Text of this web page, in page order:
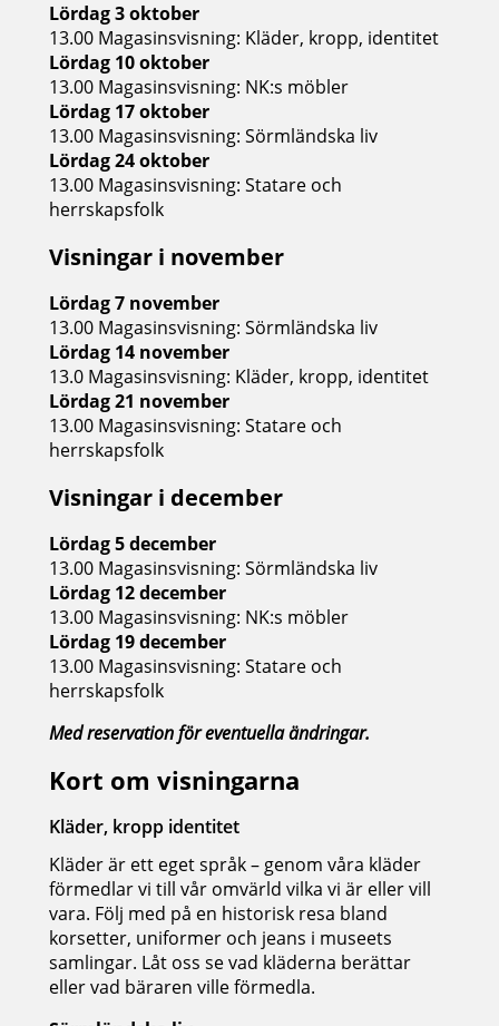
Lördag 3 oktober
13.00 Magasinsvisning: Kläder, kropp, identitet
Lördag 10 oktober
13.00 Magasinsvisning: NK:s möbler
Lördag 17 oktober
13.00 Magasinsvisning: Sörmländska liv
Lördag 24 oktober
13.00 Magasinsvisning: Statare och
herrskapsfolk
Visningar i november
Lördag 7 november
13.00 Magasinsvisning: Sörmländska liv
Lördag 14 november
13.0 Magasinsvisning: Kläder, kropp, identitet
Lördag 21 november
13.00 Magasinsvisning: Statare och
herrskapsfolk
Visningar i december
Lördag 5 december
13.00 Magasinsvisning: Sörmländska liv
Lördag 12 december
13.00 Magasinsvisning: NK:s möbler
Lördag 19 december
13.00 Magasinsvisning: Statare och
herrskapsfolk
Med reservation för eventuella ändringar.
Kort om visningarna
Kläder, kropp identitet
Kläder är ett eget språk – genom våra kläder
förmedlar vi till vår omvärld vilka vi är eller vill
vara. Följ med på en historisk resa bland
korsetter, uniformer och jeans i museets
samlingar. Låt oss se vad kläderna berättar
eller vad bäraren ville förmedla.